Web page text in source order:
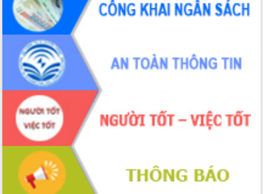
Xây dựng nền hành chính số đồng
hành cùng nông dân dân, doanh nghiệp
Giai đoạn 2026-2030, Đắk Lắk phấn
đấu có 77% xã đạt chuẩn nông thôn
mới
Chuyển đổi số 'mở đường' cho nông
nghiệp Đắk Lắk tăng trưởng bứt phá
Triển khai đồng bộ đo đạc, lập hồ sơ
địa chính, hoàn thiện cơ sở dữ liệu đất
đai
Ứng dụng sinh trắc học - Bước tiến
trong hành trình chuyển đổi số tại Đắk
Lắk
Đắk Lắk nâng cao hiệu quả công tác